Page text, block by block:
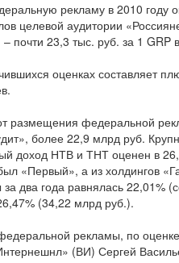
рекламу в 2010 году
целевой аудитории
почти 23,3 тыс. руб. за 1 GRP
оценках составляет
размещения федеральной
более 22,9 млрд руб.
доход НТВ и ТНТ оценен в
«Первый», а из холдингов
два года равнялась 22,01%
(34,22 млрд руб.).
рекламы, по
(ВИ) Сергей